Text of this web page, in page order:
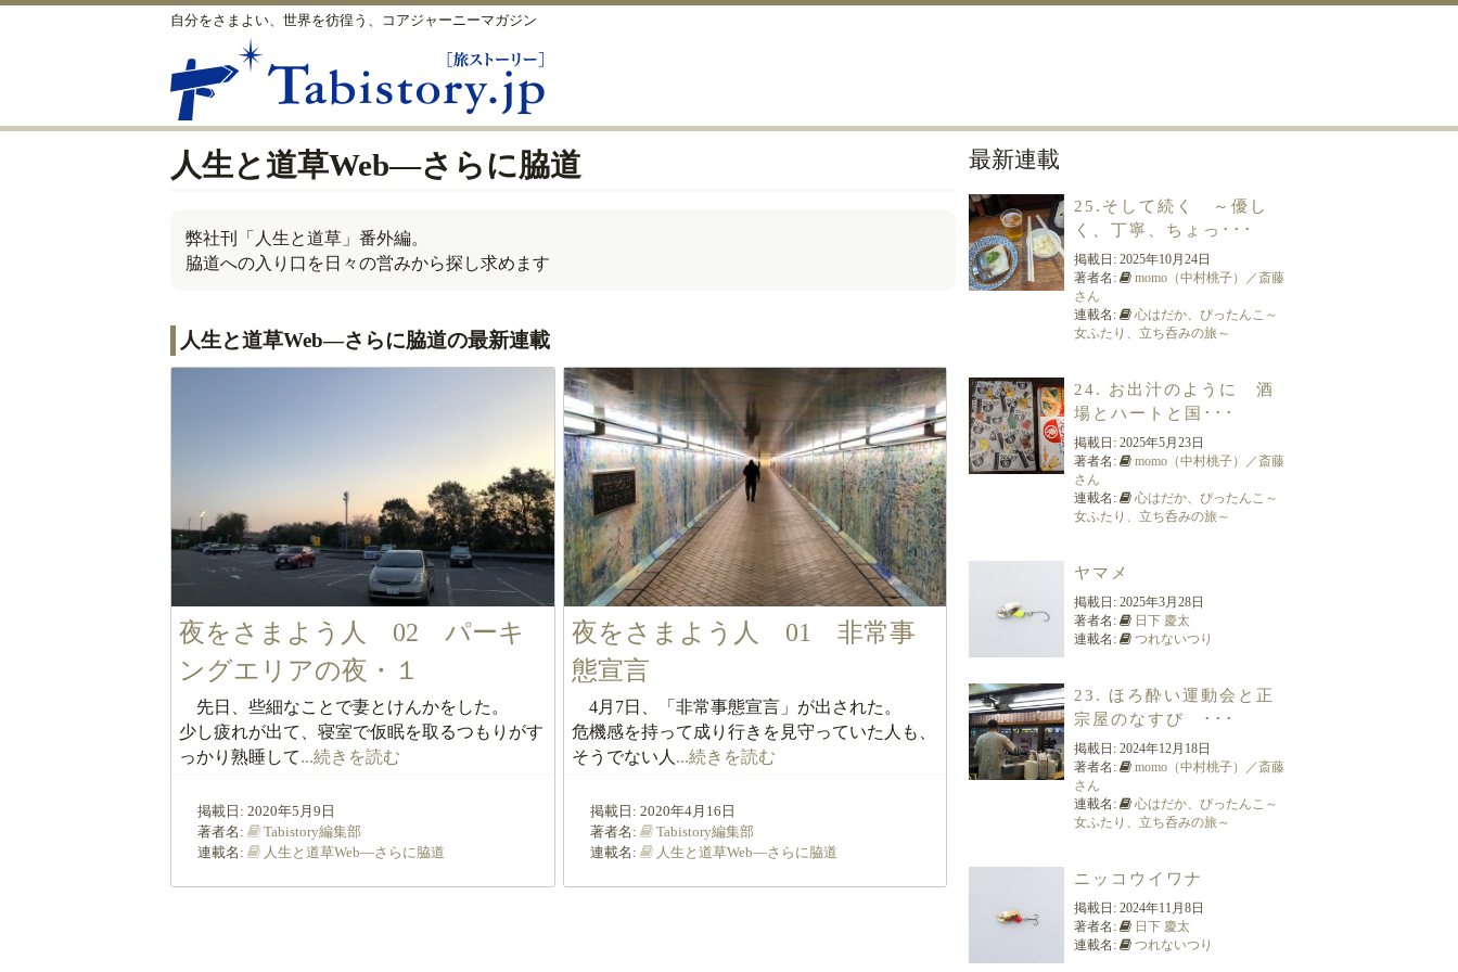
自分をさまよい、世界を彷徨う、コアジャーニーマガジン
人生と道草Web―さらに脇道
弊社刊「人生と道草」番外編。
脇道への入り口を日々の営みから探し求めます
人生と道草Web―さらに脇道の最新連載
夜をさまよう人 02 パーキ
ングエリアの夜・１
先日、些細なことで妻とけんかをした。
少し疲れが出て、寝室で仮眠を取るつもりがす
っかり熟睡して...続きを読む
掲載日: 2020年5月9日
著者名:
Tabistory編集部
連載名:
人生と道草Web―さらに脇道
夜をさまよう人 01 非常事
態宣言
4月7日、「非常事態宣言」が出された。
危機感を持って成り行きを見守っていた人も、
そうでない人 ...続きを読む
掲載日: 2020年4月16日
著者名:
Tabistory編集部
連載名:
人生と道草Web―さらに脇道
最新連載
25.そして続く ～優し
く、丁寧、ちょっ･･･
掲載日: 2025年10月24日
著者名:
momo（中村桃子）／斎藤
さん
連載名:
心はだか、ぴったんこ～
女ふたり、立ち呑みの旅～
24. お出汁のように 酒
場とハートと国･･･
掲載日: 2025年5月23日
著者名:
momo（中村桃子）／斎藤
さん
連載名:
心はだか、ぴったんこ～
女ふたり、立ち呑みの旅～
ヤマメ
掲載日: 2025年3月28日
著者名:
日下 慶太
連載名:
つれないつり
23. ほろ酔い運動会と正
宗屋のなすび ･･･
掲載日: 2024年12月18日
著者名:
momo（中村桃子）／斎藤
さん
連載名:
心はだか、ぴったんこ～
女ふたり、立ち呑みの旅～
ニッコウイワナ
掲載日: 2024年11月8日
著者名:
日下 慶太
連載名:
つれないつり